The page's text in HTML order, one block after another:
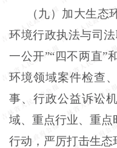
（九）加大生
环境行政执法与司
一公开”“四不两直”
环境领域案件检查
事、行政公益诉讼
域、重点行业、重
行动，严厉打击生